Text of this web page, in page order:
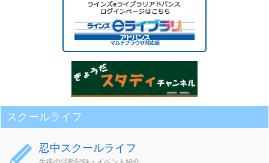
スクールライフ
忍中スクールライフ